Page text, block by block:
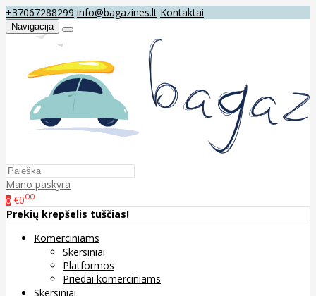
+37067288299 info@bagazines.lt Kontaktai
Navigacija
Mano paskyra
0 €000
Prekių krepšelis tuščias!
Komerciniams
Skersiniai
Platformos
Priedai komerciniams
Skersiniai